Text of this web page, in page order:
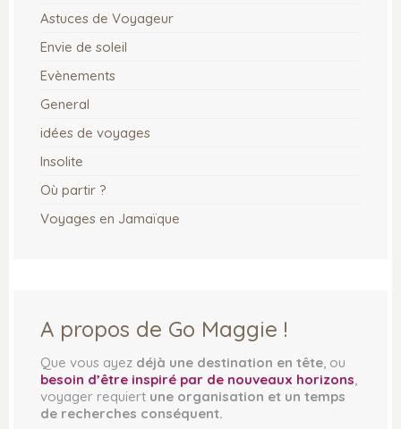
Astuces de Voyageur
Envie de soleil
Evènements
General
idées de voyages
Insolite
Où partir ?
Voyages en Jamaïque
A propos de Go Maggie !
Que vous ayez déjà une destination en tête, ou
besoin d’être inspiré par de nouveaux horizons,
voyager requiert une organisation et un temps
de recherches conséquent.
QUI SUIS-JE ?
FAQ : FOIRE AUX QUESTIONS
POLITIQUE DE
CONFIDENTIALITÉ
MENTIONS LÉGALES
PARTENAIRES
OÙ PARTIR ?
IDÉES DE VOYAGES
ENVIE DE SOLEIL
VOYAGE EN JAMAÏQUE
ASTUCES DE TRAVEL
PLANNER